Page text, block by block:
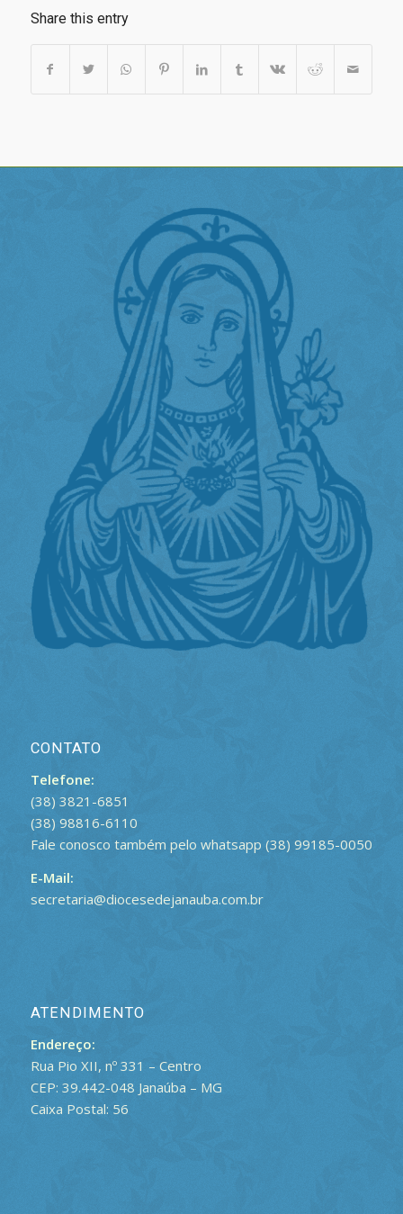
Share this entry
CONTATO
Telefone:
(38) 3821-6851
(38) 98816-6110
Fale conosco também pelo whatsapp (38) 99185-0050
E-Mail:
secretaria@diocesedejanauba.com.br
ATENDIMENTO
Endereço:
Rua Pio XII, nº 331 – Centro
CEP: 39.442-048 Janaúba – MG
Caixa Postal: 56